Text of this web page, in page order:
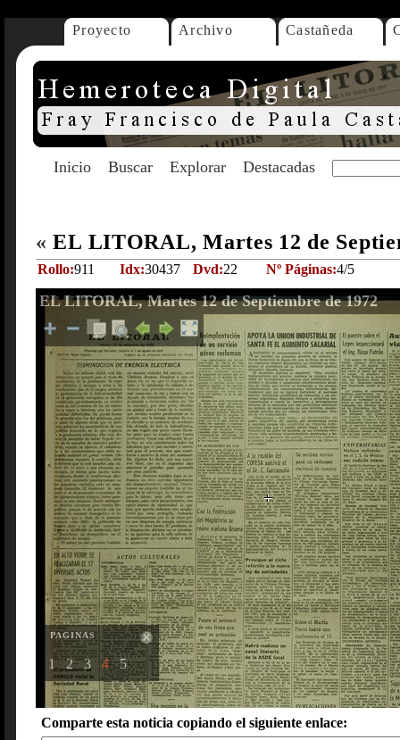
Proyecto Archivo Castañeda
Inicio Buscar Explorar Destacadas
« EL LITORAL, Martes 12 de
Rollo:911 Idx:30437 Dvd:22 Nº Páginas:4/5
EL LITORAL, Martes 12 de Septiembre de 1972
PAGINAS
1 2 3 4 5
Comparte esta noticia copiando el siguiente enlace: